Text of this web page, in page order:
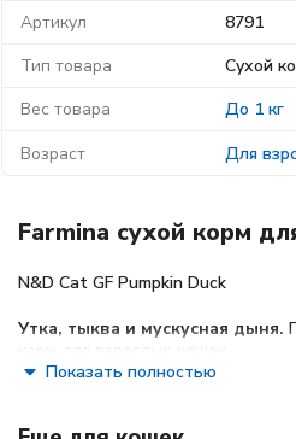
Артикул
8791
Тип товара
Сухой
Вес товара
До 1 кг
Возраст
Для
Farmina сухой корм
N&D Cat GF Pumpkin Duck
Утка, тыква и мускусная дыня.
Показать полностью